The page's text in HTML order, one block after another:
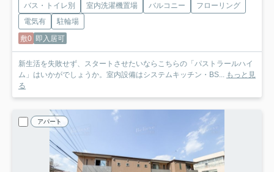
バス・トイレ別 室内洗濯機置場 バルコニー
フローリング
電気有
駐輪場
敷0 即入居可
新生活を失敗せず、スタートさせたいならこちらの「パストラールハイ
ム」はいかがでしょうか。室内設備はシステムキッチン・BS...
もっと見
る
アパート